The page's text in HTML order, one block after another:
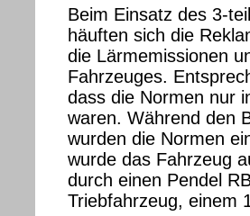
Beim Einsatz des 3-
häuften sich die
die Lärmemissionen
Fahrzeuges.
dass die Normen nur
waren. Während den
wurden die Normen
wurde das Fahrzeug
durch einen Pendel
Triebfahrzeug, einem